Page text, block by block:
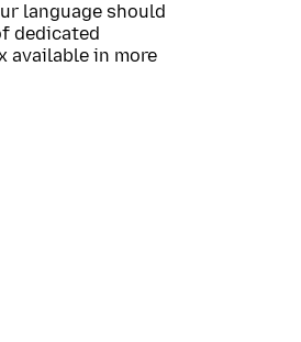
language should
dedicated
available in more